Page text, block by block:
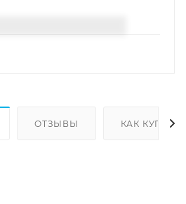
ОТЗЫВЫ КАК КУПИТЬ